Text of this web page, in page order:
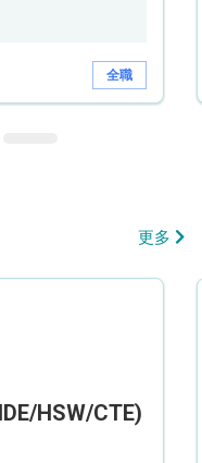
全職
更多
HSW/CTE)